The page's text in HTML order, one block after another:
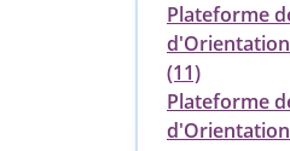
Plateforme
d'Orientation
(11)
Plateforme
d'Orientation